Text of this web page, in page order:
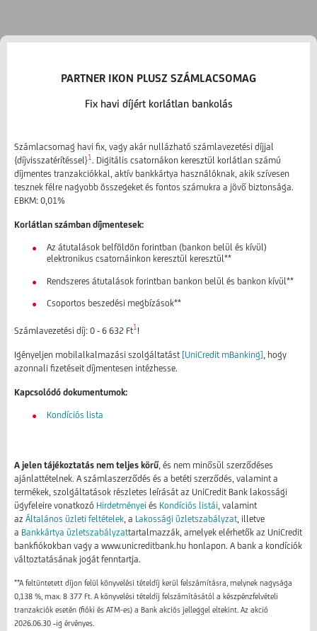
PARTNER IKON PLUSZ SZÁMLACSOMAG
Fix havi díjért korlátlan bankolás
Számlacsomag havi fix, vagy akár nullázható számlavezetési díjjal
{díjvisszatérítéssel}1. Digitális csatornákon keresztül korlátlan számú
díjmentes tranzakciókkal, aktív bankkártya használóknak, akik szívesen
tesznek félre nagyobb összegeket és fontos számukra a jövő biztonsága.
EBKM: 0,01%
Korlátlan számban díjmentesek:
Az átutalások belföldön forintban (bankon belül és kívül)
elektronikus csatornáinkon keresztül keresztül**
Rendszeres átutalások forintban bankon belül és bankon kívül**
Csoportos beszedési megbízások**
Számlavezetési díj: 0 - 6 632 Ft1 !
Igényeljen mobilalkalmazási szolgáltatást [UniCredit mBanking] , hogy
azonnali fizetéseit díjmentesen intézhesse.
Kapcsolódó dokumentumok:
Kondíciós lista
A jelen tájékoztatás nem teljes körű, és nem minősül szerződéses
ajánlattételnek. A számlaszerződés és a betéti szerződés, valamint a
termékek, szolgáltatások részletes leírását az UniCredit Bank lakossági
ügyfeleire vonatkozó Hirdetményei és Kondíciós listái , valamint
az Általános üzleti feltételek , a Lakossági üzletszabályzat , illetve
a Bankkártya üzletszabályzattartalmazzák, amelyek elérhetők az UniCredit
bankfiókokban vagy a www.unicreditbank.hu honlapon. A bank a kondíciók
változtatásának jogát fenntartja.
**A feltüntetett díjon felül könyvelési tételdíj kerül felszámításra, melynek nagysága
0,138 %, max. 8 377 Ft. A könyvelési tételdíj felszámításától a készpénzfelvételi
tranzakciók esetén (fióki és ATM-es) a Bank akciós jelleggel eltekint. Az akció
2026.06.30 ˗ig érvényes.